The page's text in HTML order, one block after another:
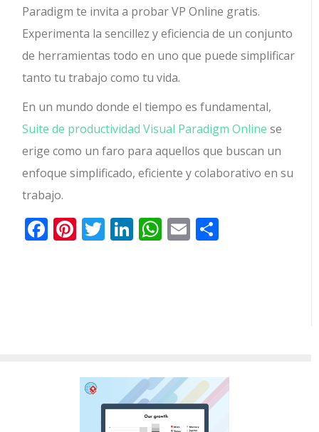
Paradigm te invita a probar VP Online gratis.
Experimenta la sencillez y eficiencia de un conjunto
de herramientas todo en uno que puede simplificar
tanto tu trabajo como tu vida.
En un mundo donde el tiempo es fundamental,
Suite de productividad Visual Paradigm Online se
erige como un faro para aquellos que buscan un
enfoque simplificado, eficiente y colaborativo en su
trabajo.
Facebook
Pinterest
Twitter
LinkedIn
WhatsApp
Email